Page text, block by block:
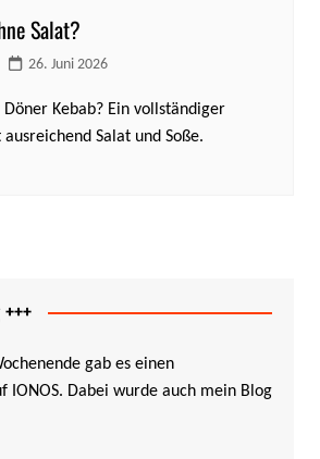
Salat?
26. Juni 2026
Kebab? Ein vollständiger
Salat und Soße.
gab es einen
IONOS. Dabei wurde auch mein Blog